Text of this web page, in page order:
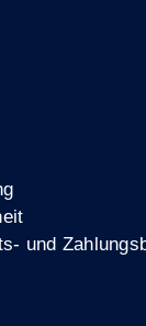
und